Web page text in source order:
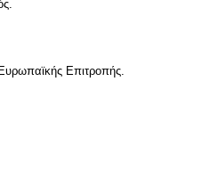
Επιτροπής.